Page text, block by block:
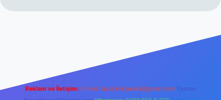
Reklam ve İletişim: E-mail: backlinkpaneli@gmail.com Teams: